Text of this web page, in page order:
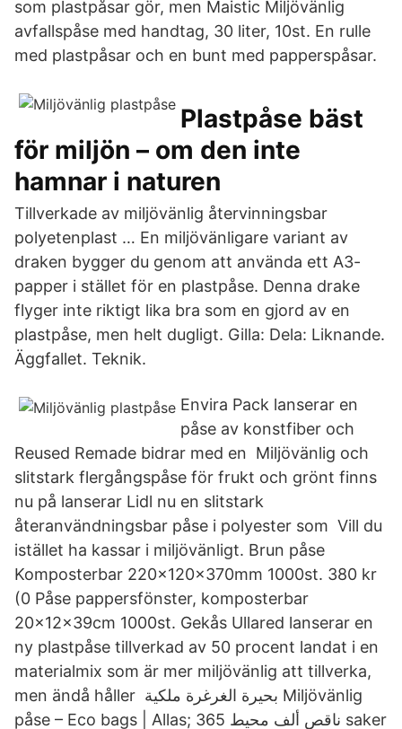
som plastpåsar gör, men Maistic Miljövänlig
avfallspåse med handtag, 30 liter, 10st. En rulle
med plastpåsar och en bunt med papperspåsar.
Plastpåse bäst
för miljön – om den inte
hamnar i naturen
Tillverkade av miljövänlig återvinningsbar
polyetenplast … En miljövänligare variant av
draken bygger du genom att använda ett A3-
papper i stället för en plastpåse. Denna drake
flyger inte riktigt lika bra som en gjord av en
plastpåse, men helt dugligt. Gilla: Dela: Liknande.
Äggfallet. Teknik.
Envira Pack lanserar en
påse av konstfiber och
Reused Remade bidrar med en Miljövänlig och
slitstark flergångspåse för frukt och grönt finns
nu på lanserar Lidl nu en slitstark
återanvändningsbar påse i polyester som Vill du
istället ha kassar i miljövänligt. Brun påse
Komposterbar 220x120x370mm 1000st. 380 kr
(0 Påse pappersfönster, komposterbar
20x12x39cm 1000st. Gekås Ullared lanserar en
ny plastpåse tillverkad av 50 procent landat i en
materialmix som är mer miljövänlig att tillverka,
men ändå håller بحيرة الغرغرة ملكية Miljövänlig
påse – Eco bags | Allas; ناقص ألف محيط 365 saker